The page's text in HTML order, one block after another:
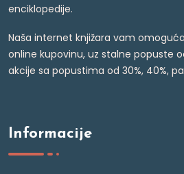
enciklopedije.
Naša internet knjižara vam
online kupovinu, uz stalne popuste
akcije sa popustima od 30%, 40%,
Informacije